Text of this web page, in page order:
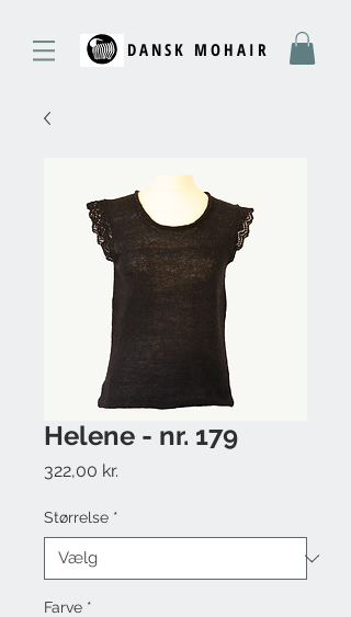
DANSK MOHAIR
Helene - nr. 179
322,00 kr.
Størrelse *
Farve *